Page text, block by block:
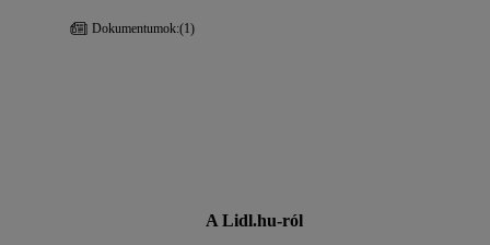
Dokumentumok:(1)
A Lidl.hu-ról